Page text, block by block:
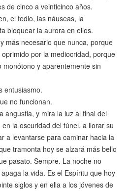
de cinco a veinticinco años.
el tedio, las náuseas, la
bloquear la aurora en ellos.
más necesario que nunca, porque
por la mediocridad, porque
y aparentemente sin
entusiasmo.
no funcionan.
angustia, y mira la luz al final del
la oscuridad del túnel, a llorar su
a levantarse para caminar hacia la
tramonta hoy se alzará más bello
pasato. Sempre. La noche no
la vida. Es el Espíritu que hoy
siglos y en ella a los jóvenes de